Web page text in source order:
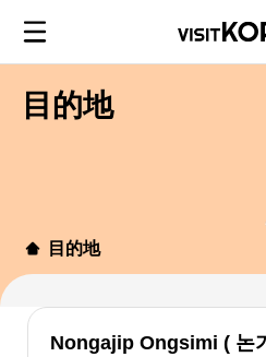
目的地
目的地
Nongajip Ongsimi ( 논